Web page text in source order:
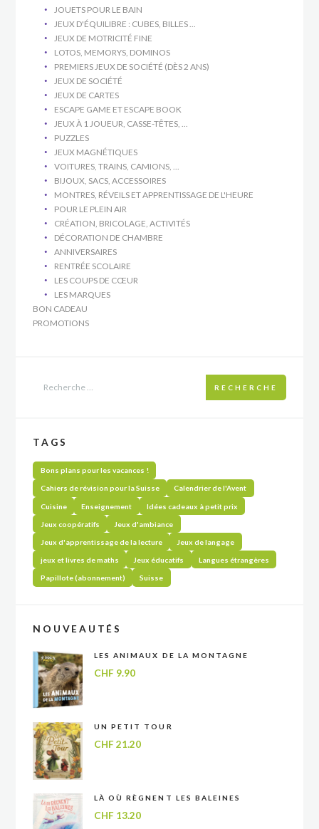
JOUETS POUR LE BAIN
JEUX D'ÉQUILIBRE : CUBES, BILLES ...
JEUX DE MOTRICITÉ FINE
LOTOS, MEMORYS, DOMINOS
PREMIERS JEUX DE SOCIÉTÉ (DÈS 2 ANS)
JEUX DE SOCIÉTÉ
JEUX DE CARTES
ESCAPE GAME ET ESCAPE BOOK
JEUX À 1 JOUEUR, CASSE-TÊTES, ...
PUZZLES
JEUX MAGNÉTIQUES
VOITURES, TRAINS, CAMIONS, ...
BIJOUX, SACS, ACCESSOIRES
MONTRES, RÉVEILS ET APPRENTISSAGE DE L'HEURE
POUR LE PLEIN AIR
CRÉATION, BRICOLAGE, ACTIVITÉS
DÉCORATION DE CHAMBRE
ANNIVERSAIRES
RENTRÉE SCOLAIRE
LES COUPS DE CŒUR
LES MARQUES
BON CADEAU
PROMOTIONS
RECHERCHE
TAGS
Bons plans pour les vacances !
Cahiers de révision pour la Suisse Calendrier de l'Avent
Cuisine Enseignement Idées cadeaux à petit prix
Jeux coopératifs Jeux d'ambiance
Jeux d'apprentissage de la lecture Jeux de langage
jeux et livres de maths Jeux éducatifs Langues étrangères
Papillote (abonnement) Suisse
NOUVEAUTÉS
LES ANIMAUX DE LA MONTAGNE
CHF9.90
UN PETIT TOUR
CHF21.20
LÀ OÙ RÈGNENT LES BALEINES
CHF13.20